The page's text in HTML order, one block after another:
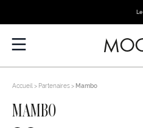
Accueil Partenaires Mambo
MAMBO